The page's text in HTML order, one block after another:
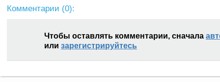
Комментарии (0):
Чтобы оставлять комментарии, сначала
или зарегистрируйтесь